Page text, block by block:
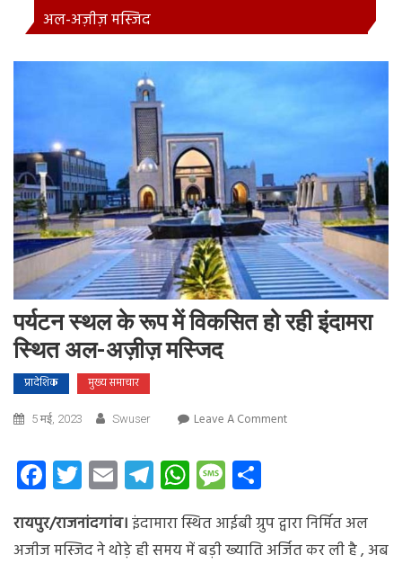
अल-अज़ीज़ मस्जिद
पर्यटन स्थल के रूप में विकसित हो रही इंदामरा
स्थित अल-अज़ीज़ मस्जिद
प्रादेशिक मुख्य समाचार
5 मई, 2023 Swuser Leave A CommentOn
में
विकसित
Facebook
Twitter
EmailTelegram
WhatsApp
Message
रायपुर/राजनांदगांव।इंदामारा स्थित आईबी ग्रुप द्वारा निर्मित अल
अजीज मस्जिद ने थोड़े ही समय में बड़ी ख्याति अर्जित कर ली है , अब